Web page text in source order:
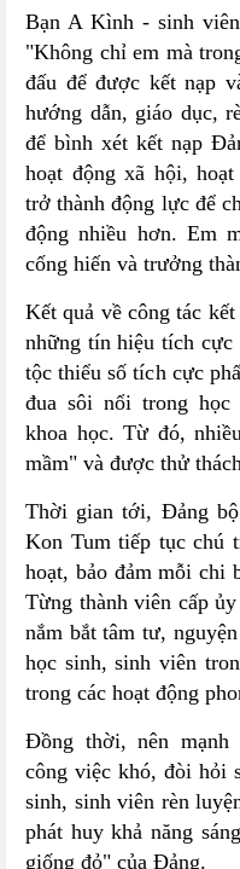
Bạn A Kình - sinh
"Không chỉ em mà
đấu để được kết nạp
hướng dẫn, giáo dục,
để bình xét kết nạp
hoạt động xã hội,
trở thành động lực để
động nhiều hơn. Em
cống hiến và trưởng
Kết quả về công tác
những tín hiệu tích cực
tộc thiểu số tích cực
đua sôi nổi trong học
khoa học. Từ đó,
mầm" và được thử
Thời gian tới, Đảng bộ
Kon Tum tiếp tục chú
hoạt, bảo đảm mỗi chi
Từng thành viên cấp
nắm bắt tâm tư,
học sinh, sinh viên
trong các hoạt động
Đồng thời, nên mạnh
công việc khó, đòi hỏi
sinh, sinh viên rèn
phát huy khả năng
giống đỏ" của Ðảng.